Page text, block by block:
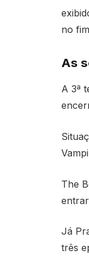
no
As
A 3ª
The
Já
três